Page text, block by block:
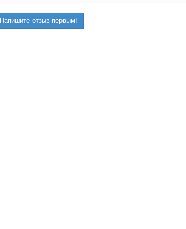
Напишите отзыв первым!